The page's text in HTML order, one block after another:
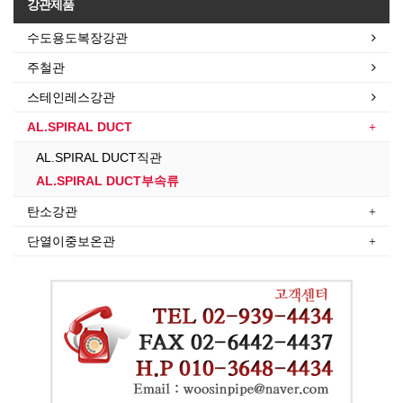
강관제품
수도용도복장강관
주철관
스테인레스강관
AL.SPIRAL DUCT
AL.SPIRAL DUCT직관
AL.SPIRAL DUCT부속류
탄소강관
단열이중보온관